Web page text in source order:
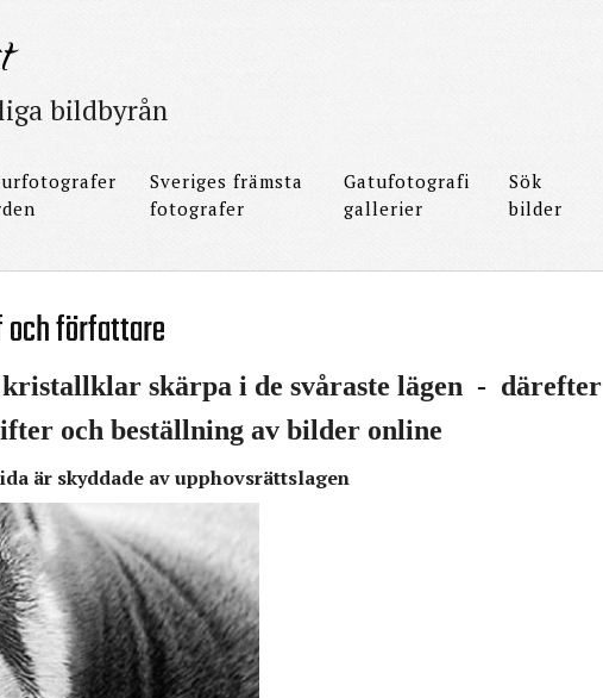
bildbyrån
Sveriges främsta
fotografer
Gatufotografi
gallerier
Sök
bilder
och författare
skärpa i de svåraste lägen - därefter
och beställning av bilder online
är skyddade av upphovsrättslagen